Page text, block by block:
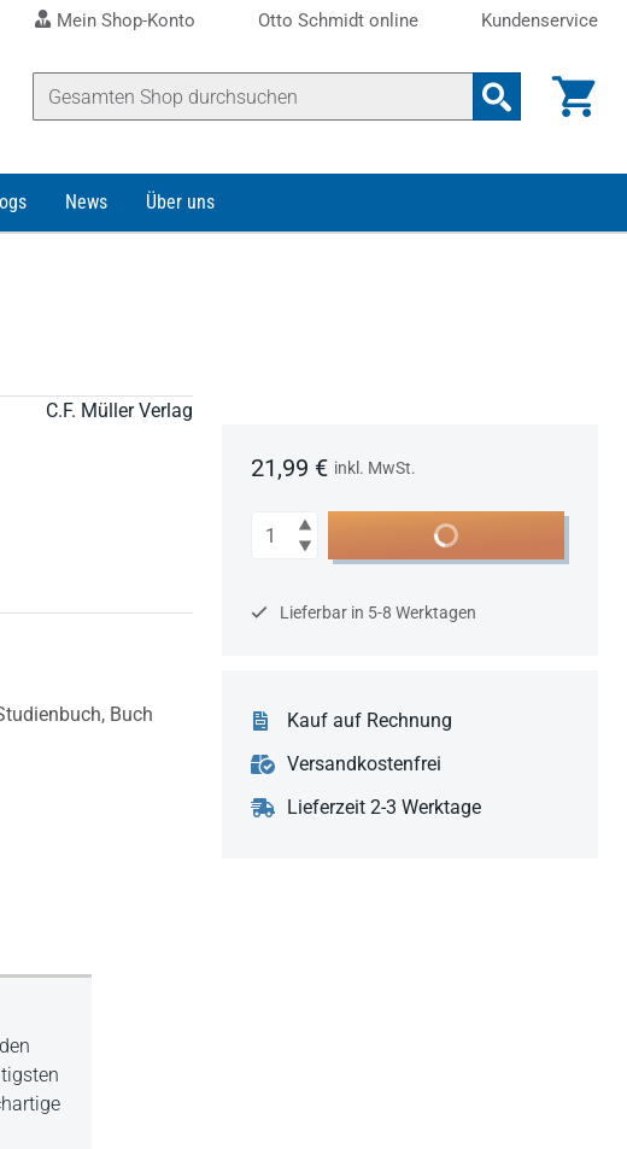
Mein Shop-Konto Otto Schmidt online Kundenservice
News Über uns
C.F. Müller Verlag
Buch
21,99 € inkl. MwSt.
Anzahl In den Warenkorb
Lieferbar in 5-8 Werktagen
Kauf auf Rechnung
Versandkostenfrei
Lieferzeit 2-3 Werktage